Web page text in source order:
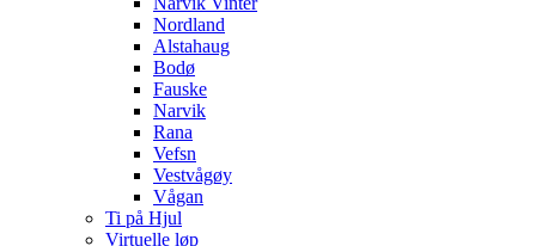
Nordland
Alstahaug
Bodø
Fauske
Narvik
Rana
Vefsn
Vestvågøy
Vågan
Ti på Hjul
Virtuelle løp